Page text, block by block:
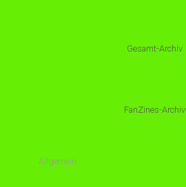
Gesamt-Archiv
FanZines-Archiv
Allgemein